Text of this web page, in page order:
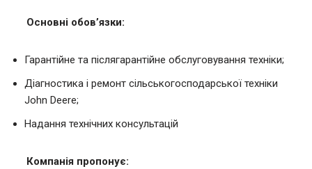
Основні обов’язки:
Гарантійне та післягарантійне обслуговування техніки;
Діагностика і ремонт сільськогосподарської техніки
John Deere;
Надання технічних консультацій
Компанія пропонує: